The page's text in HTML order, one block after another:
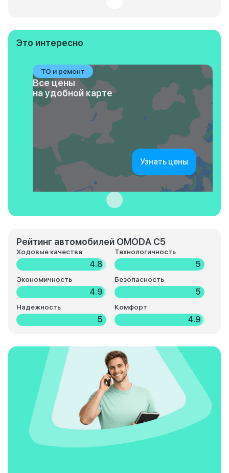
Это интересно
ТО и ремонт
Все цены
на удобной карте
Узнать цены
Рейтинг автомобилей OMODA C5
Ходовые качества
4.8
Технологичность
5
Экономичность
4.9
Безопасность
5
Надежность
5
Комфорт
4.9